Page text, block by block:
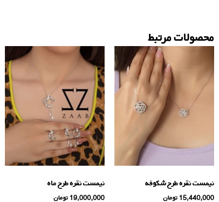
محصولات مرتبط
نیمست نقره طرح شکوفه
15,440,000 تومان
نیمست نقره طرح ماه
19,000,000 تومان